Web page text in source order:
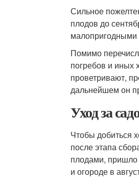
Сильное
плодов до
малопригодными
Помимо
погребов и иных
проветривают,
дальнейшем он
Уход за
Чтобы добиться
после этапа
плодами, пришло
и огороде в